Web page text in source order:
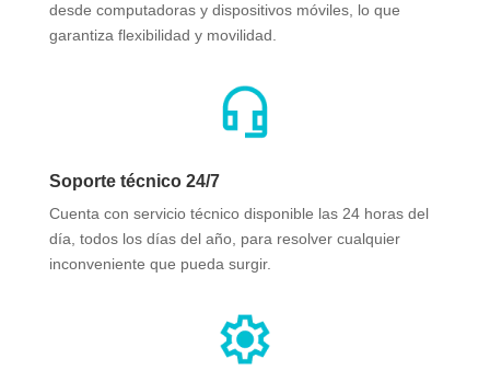
desde computadoras y dispositivos móviles, lo que
garantiza flexibilidad y movilidad.​
Soporte técnico 24/7
Cuenta con servicio técnico disponible las 24 horas del
día, todos los días del año, para resolver cualquier
inconveniente que pueda surgir.​